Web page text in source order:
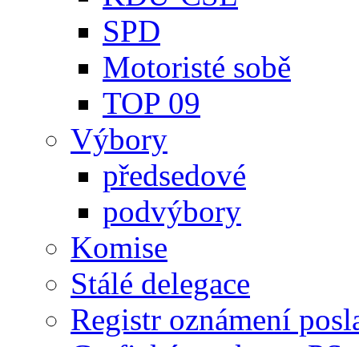
SPD
Motoristé sobě
TOP 09
Výbory
předsedové
podvýbory
Komise
Stálé delegace
Registr oznámení